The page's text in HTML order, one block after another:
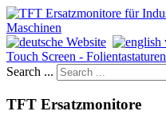
Touch Screen - Folientastaturen
Search ...
TFT Ersatzmonitore